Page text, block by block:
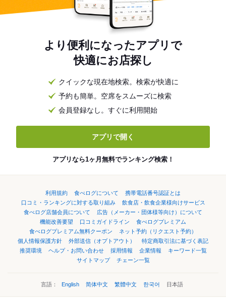
より便利になったアプリで
快適にお店探し
クイックな現在地検索。検索が快適に
予約も簡単。空席をスムーズに検索
会員登録なし。すぐに利用開始
アプリで開く
アプリなら1ヶ月無料でランキング検索！
利用規約 食べログについて
携帯電話番号認証とは
口コミ・ランキングに対する取り組み
飲食店・飲食企業様向けサービス
食べログ店舗会員について
広告（メーカー・団体様等向け）について
機能改善要望
口コミガイドライン
食べログプレミアム
食べログプレミアム無料クーポン
ネット予約（リクエスト予約）
個人情報保護方針
外部送信（オプトアウト）
特定商取引法に基づく表記
推奨環境
ヘルプ・お問い合わせ 採用情報 企業情報
キーワード一覧
サイトマップ
チェーン一覧
言語： English 简体中文 繁體中文 한국어 日本語